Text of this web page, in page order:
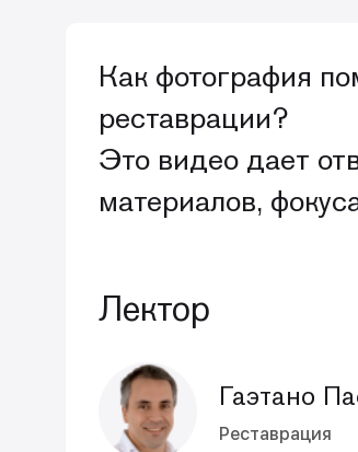
Как фотография
реставрации?
Это видео дает
материалов,
Лектор
Гаэтано
Реставрация